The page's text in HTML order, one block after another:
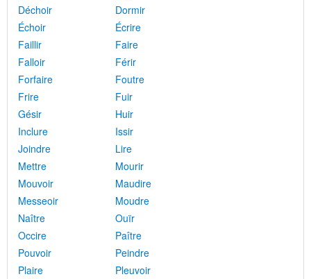
Déchoir
Dormir
Échoir
Écrire
Faillir
Faire
Falloir
Férir
Forfaire
Foutre
Frire
Fuir
Gésir
Huir
Inclure
Issir
Joindre
Lire
Mettre
Mourir
Mouvoir
Maudire
Messeoir
Moudre
Naître
Ouïr
Occire
Paître
Pouvoir
Peindre
Plaire
Pleuvoir